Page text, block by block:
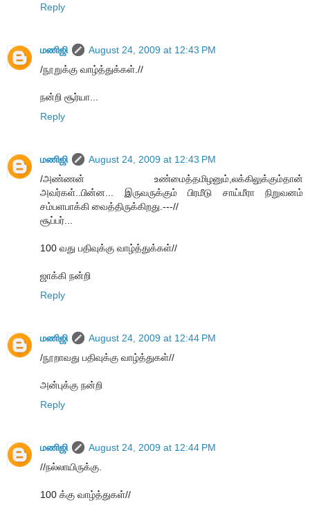
Reply
மணிஜி
August 24, 2009 at 12:43 PM
/நூறுக்கு வாழ்த்துக்கள்.//
நன்றி சூர்யா...
Reply
மணிஜி
August 24, 2009 at 12:43 PM
/அண்ணன் உண்மைத்தமிழனும்,லக்கிலுக்கும்தான்
அவர்கள்..பின்ன... இருவருக்கும் பிரமீடு சாய்மீரா நிறுவனம்
சம்பளபாக்கி வைத்திருக்கிறது.---//
சூப்பர்...
100 வது பதிவுக்கு வாழ்த்துக்கள்//
ஜாக்கி நன்றி
Reply
மணிஜி
August 24, 2009 at 12:44 PM
/நூறாவது பதிவுக்கு வாழ்த்துகள்//
அன்புக்கு நன்றி
Reply
மணிஜி
August 24, 2009 at 12:44 PM
//நல்லாயிருக்கு.
100 க்கு வாழ்த்துகள்//